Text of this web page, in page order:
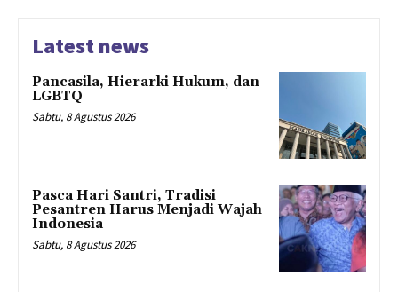
Latest news
Pancasila, Hierarki Hukum, dan
LGBTQ
Sabtu, 8 Agustus 2026
Pasca Hari Santri, Tradisi
Pesantren Harus Menjadi Wajah
Indonesia
Sabtu, 8 Agustus 2026